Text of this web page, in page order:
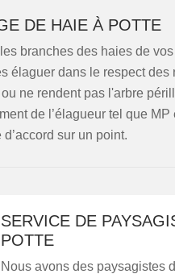
DE HAIE À POTTE
branches des haies de
élaguer dans le respect
ne rendent pas l'arbre
de l’élagueur tel que
sur un point.
SERVICE DE
POTTE
Nous avons des paysagistes